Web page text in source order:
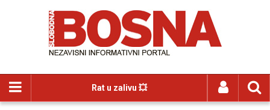
Rat u zalivu 💥